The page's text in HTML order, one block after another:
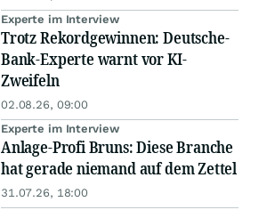
Experte im Interview
Trotz Rekordgewinnen: Deutsche-
Bank-Experte warnt vor KI-
Zweifeln
02.08.26, 09:00
Experte im Interview
Anlage-Profi Bruns: Diese Branche
hat gerade niemand auf dem Zettel
31.07.26, 18:00